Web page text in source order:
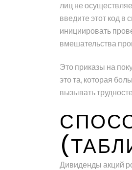
лиц не
введите этот код в
инициировать
вмешательства
Это приказы на
это та, которая
вызывать
Дивиденды акций